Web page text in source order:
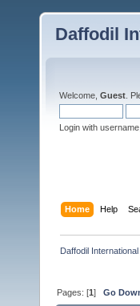
Daffodil
Welcome, Guest .
Login with
Home Help
Daffodil
Pages: [1]Go